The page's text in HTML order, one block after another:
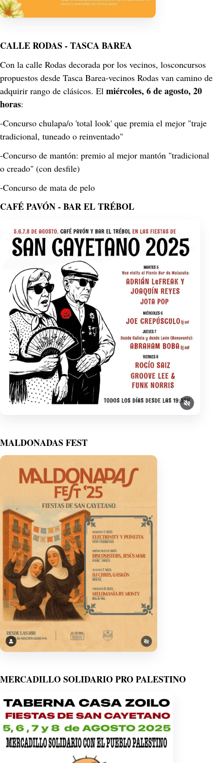
CALLE RODAS - TASCA BAREA
Con la calle Rodas decorada por los vecinos, losconcursos
propuestos desde Tasca Barea-vecinos Rodas van camino de
adquirir rango de clásicos. El miércoles, 6 de agosto, 20
horas:
-Concurso chulapa/o 'total look' que premia el mejor "traje
tradicional, tuneado o reinventado"
-Concurso de mantón: premio al mejor mantón "tradicional
o creado" (con desfile)
-Concurso de mata de pelo
CAFÉ PAVÓN - BAR EL TRÉBOL
MALDONADAS FEST
MERCADILLO SOLIDARIO PRO PALESTINO